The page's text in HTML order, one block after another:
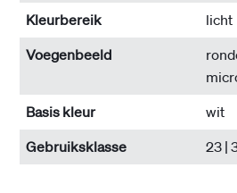
Kleurbereik
licht
Voegenbeeld
Basis kleur
wit
Gebruiksklasse
23 |